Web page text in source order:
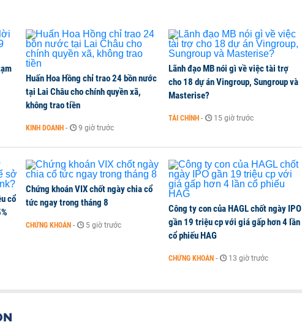
trở lại TTCK, ai đã mua vào?
hàng online, lao động công trình đóng BHXH bắt buộc
Quạt, Hồ Văn Khoa bị khởi tố
Huấn Hoa Hồng chỉ trao 24 bồn nước
tại Lai Châu cho chính quyền xã,
không trao tiền
KINH DOANH - 9 giờ trước
Lãnh đạo MB nói gì về việc tài trợ
cho 18 dự án Vingroup, Sungroup và
Masterise?
TÀI CHÍNH - 15 giờ trước
cổ
Chứng khoán VIX chốt ngày chia cổ
tức ngay trong tháng 8
CHỨNG KHOÁN - 5 giờ trước
Công ty con của HAGL chốt ngày IPO
gần 19 triệu cp với giá gấp hơn 4 lần
cổ phiếu HAG
CHỨNG KHOÁN - 13 giờ trước